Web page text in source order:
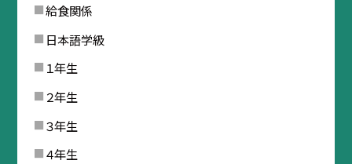
給食関係
日本語学級
１年生
２年生
３年生
４年生